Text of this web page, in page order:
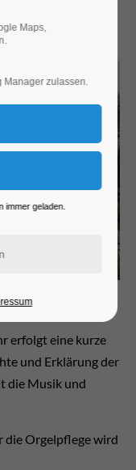
erfolgt eine kurze
und Erklärung der
die Musik und
die Orgelpflege wird
Maps,
Manager zulassen.
immer geladen.